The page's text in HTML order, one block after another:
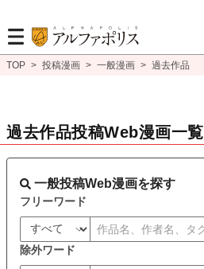
TOP > 投稿漫画 > 一般漫画 > 過去作品
過去作品投稿Web漫画一覧
一般投稿Web漫画を探す
フリーワード
除外ワード